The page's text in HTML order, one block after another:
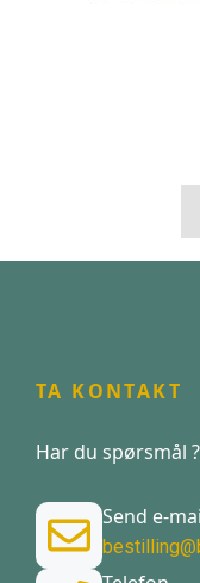
TA KONTAKT
Har du spørsmål ?
Send e-